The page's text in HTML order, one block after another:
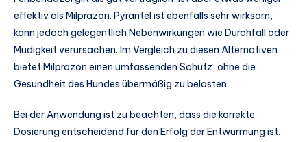
effektiv als Milprazon. Pyrantel ist ebenfalls sehr wirksam,
kann jedoch gelegentlich Nebenwirkungen wie Durchfall oder
Müdigkeit verursachen. Im Vergleich zu diesen Alternativen
bietet Milprazon einen umfassenden Schutz, ohne die
Gesundheit des Hundes übermäßig zu belasten.
Bei der Anwendung ist zu beachten, dass die korrekte
Dosierung entscheidend für den Erfolg der Entwurmung ist.